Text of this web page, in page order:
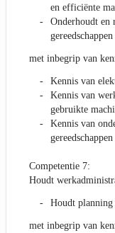
en efficiënte
Onderhoudt en
met inbegrip van
Kennis van
Kennis van
gebruikte
Kennis van
Competentie 7:
Houdt
Houdt planning
met inbegrip van